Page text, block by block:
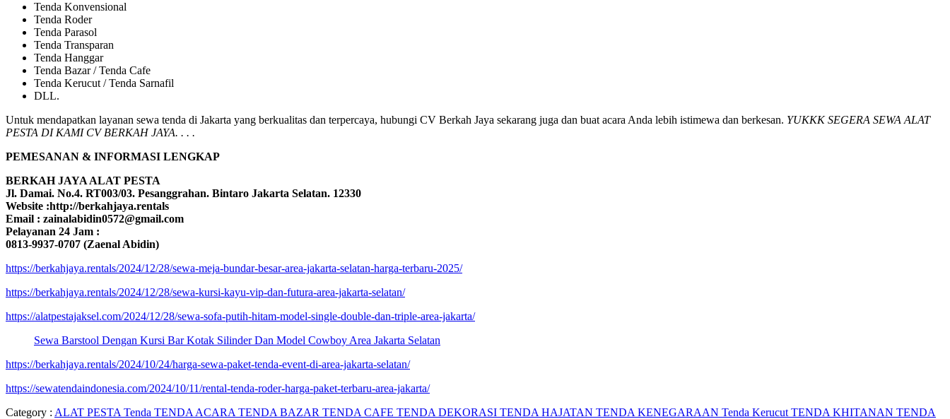
Tenda Konvensional
Tenda Roder
Tenda Parasol
Tenda Transparan
Tenda Hanggar
Tenda Bazar / Tenda Cafe
Tenda Kerucut / Tenda Sarnafil
DLL.
Untuk mendapatkan layanan sewa tenda di Jakarta yang berkualitas dan terpercaya, hubungi CV Berkah Jaya sekarang juga dan buat acara Anda lebih istimewa dan berkesan. YUKKK SEGERA SEWA ALAT
PESTA DI KAMI CV BERKAH JAYA. . . .
PEMESANAN & INFORMASI LENGKAP
BERKAH JAYA ALAT PESTA
Jl. Damai. No.4. RT003/03. Pesanggrahan. Bintaro Jakarta Selatan. 12330
Website :http://berkahjaya.rentals
Email : zainalabidin0572@gmail.com
Pelayanan 24 Jam :
0813-9937-0707 (Zaenal Abidin)
https://berkahjaya.rentals/2024/12/28/sewa-meja-bundar-besar-area-jakarta-selatan-harga-terbaru-2025/
https://berkahjaya.rentals/2024/12/28/sewa-kursi-kayu-vip-dan-futura-area-jakarta-selatan/
https://alatpestajaksel.com/2024/12/28/sewa-sofa-putih-hitam-model-single-double-dan-triple-area-jakarta/
Sewa Barstool Dengan Kursi Bar Kotak Silinder Dan Model Cowboy Area Jakarta Selatan
https://berkahjaya.rentals/2024/10/24/harga-sewa-paket-tenda-event-di-area-jakarta-selatan/
https://sewatendaindonesia.com/2024/10/11/rental-tenda-roder-harga-paket-terbaru-area-jakarta/
Category : ALAT PESTA Tenda TENDA ACARA TENDA BAZAR TENDA CAFE TENDA DEKORASI TENDA HAJATAN TENDA KENEGARAAN Tenda Kerucut TENDA KHITANAN TENDA